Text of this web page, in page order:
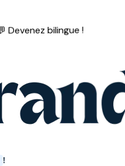
Devenez bilingue !
!